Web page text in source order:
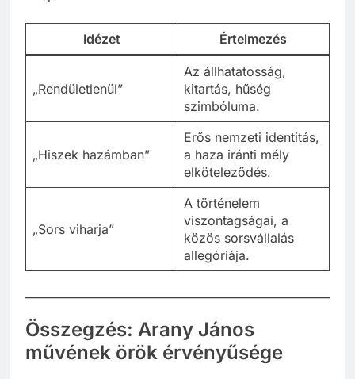
Idézet Értelmezés
„Rendületlenül”
Az állhatatosság,
kitartás, hűség
szimbóluma.
„Hiszek hazámban”
Erős nemzeti identitás,
a haza iránti mély
elköteleződés.
„Sors viharja”
A történelem
viszontagságai, a
közös sorsvállalás
allegóriája.
Összegzés: Arany János
művének örök érvényűsége